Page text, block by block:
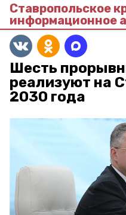
Ставропольское
информационное
Шесть
реализуют на
2030 года